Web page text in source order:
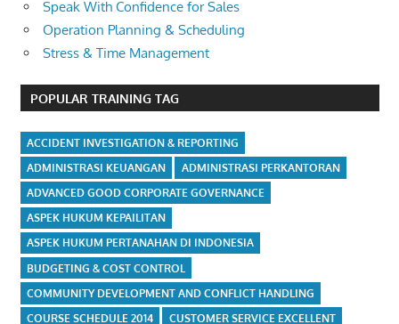
Speak With Confidence for Sales
Operation Planning & Scheduling
Stress & Time Management
POPULAR TRAINING TAG
ACCIDENT INVESTIGATION & REPORTING
ADMINISTRASI KEUANGAN
ADMINISTRASI PERKANTORAN
ADVANCED GOOD CORPORATE GOVERNANCE
ASPEK HUKUM KEPAILITAN
ASPEK HUKUM PERTANAHAN DI INDONESIA
BUDGETING & COST CONTROL
COMMUNITY DEVELOPMENT AND CONFLICT HANDLING
COURSE SCHEDULE 2014
CUSTOMER SERVICE EXCELLENT